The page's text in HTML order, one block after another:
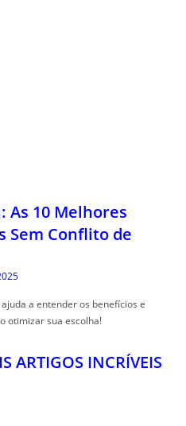
As 10 Melhores
Sem Conflito de
a entender os benefícios e
otimizar sua escolha!
ARTIGOS INCRÍVEIS